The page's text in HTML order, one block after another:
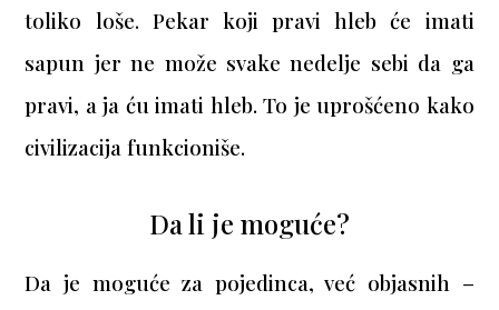
toliko loše. Pekar koji pravi hleb će imati
sapun jer ne može svake nedelje sebi da ga
pravi, a ja ću imati hleb. To je uprošćeno kako
civilizacija funkcioniše.
Da li je moguće?
Da je moguće za pojedinca, već objasnih –